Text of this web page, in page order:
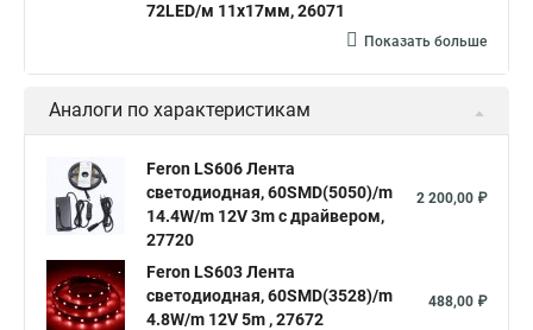
72LED/м 11х17мм, 26071
Показать больше
Аналоги по характеристикам
Feron LS606 Лента
светодиодная, 60SMD(5050)/m
14.4W/m 12V 3m c драйвером,
27720
2 200,00 ₽
Feron LS603 Лента
светодиодная, 60SMD(3528)/m
4.8W/m 12V 5m , 27672
488,00 ₽